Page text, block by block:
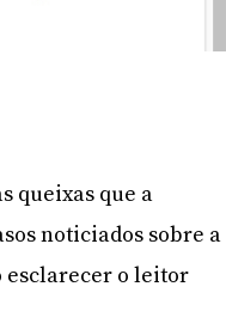
queixas que a
noticiados sobre a
esclarecer o leitor